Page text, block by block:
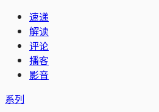
速递
解读
评论
播客
影音
系列